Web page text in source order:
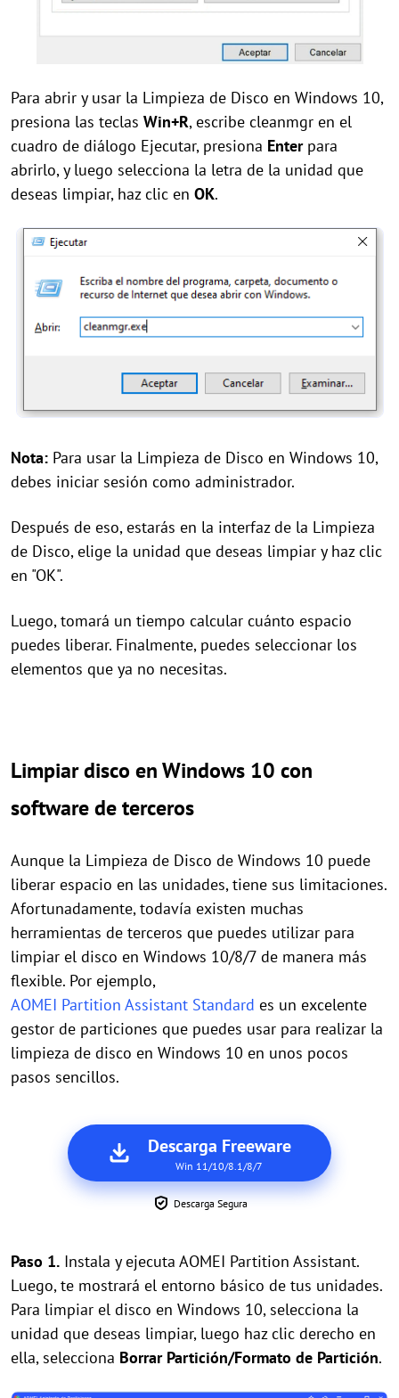
Para abrir y usar la Limpieza de Disco en Windows 10,
presiona las teclas Win+R, escribe cleanmgr en el
cuadro de diálogo Ejecutar, presiona Enterpara
abrirlo, y luego selecciona la letra de la unidad que
deseas limpiar, haz clic en OK.
Nota: Para usar la Limpieza de Disco en Windows 10,
debes iniciar sesión como administrador.
Después de eso, estarás en la interfaz de la Limpieza
de Disco, elige la unidad que deseas limpiar y haz clic
en "OK".
Luego, tomará un tiempo calcular cuánto espacio
puedes liberar. Finalmente, puedes seleccionar los
elementos que ya no necesitas.
Limpiar disco en Windows 10 con
software de terceros
Aunque la Limpieza de Disco de Windows 10 puede
liberar espacio en las unidades, tiene sus limitaciones.
Afortunadamente, todavía existen muchas
herramientas de terceros que puedes utilizar para
limpiar el disco en Windows 10/8/7 de manera más
flexible. Por ejemplo,
AOMEI Partition Assistant Standard es un excelente
gestor de particiones que puedes usar para realizar la
limpieza de disco en Windows 10 en unos pocos
pasos sencillos.
Descarga Freeware
Win 11/10/8.1/8/7
Descarga Segura
Paso 1. Instala y ejecuta AOMEI Partition Assistant.
Luego, te mostrará el entorno básico de tus unidades.
Para limpiar el disco en Windows 10, selecciona la
unidad que deseas limpiar, luego haz clic derecho en
ella, selecciona Borrar Partición/Formato de Partición.